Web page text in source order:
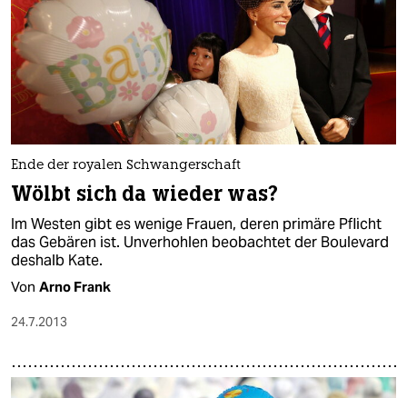
Ende der royalen Schwangerschaft
Wölbt sich da wieder was?
Im Westen gibt es wenige Frauen, deren primäre Pflicht
das Gebären ist. Unverhohlen beobachtet der Boulevard
deshalb Kate.
Von Arno Frank
24.7.2013